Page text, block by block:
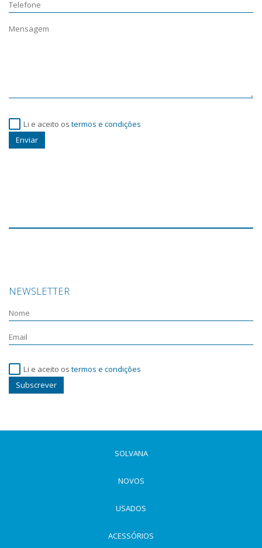
Li e aceito os termos e condições
Enviar
NEWSLETTER
Li e aceito os termos e condições
Subscrever
SOLVANA
NOVOS
USADOS
ACESSÓRIOS